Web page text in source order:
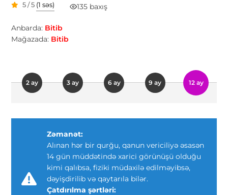
5 / 5 (1 səs) 135 baxış
Anbarda: Bitib
Mağazada: Bitib
2 ay 3 ay 6 ay 9 ay 12 ay
Zəmanət:
Alınan hər bir qurğu, qanun vericiliyə əsasən
14 gün müddətində xarici görünüşü olduğu
kimi qalıbsa, fiziki müdaxilə edilməyibsə,
dəyişdirilib və qaytarıla bilər.
Çatdırılma şərtləri: